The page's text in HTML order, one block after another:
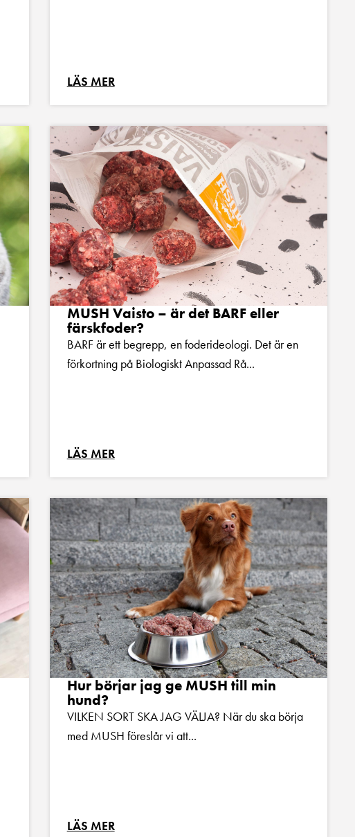
LÄS MER
MUSH Vaisto – är det BARF eller
färskfoder?
BARF är ett begrepp, en foderideologi. Det är en
förkortning på Biologiskt Anpassad Rå...
LÄS MER
Hur börjar jag ge MUSH till min
hund?
VILKEN SORT SKA JAG VÄLJA? När du ska börja
med MUSH föreslår vi att...
LÄS MER